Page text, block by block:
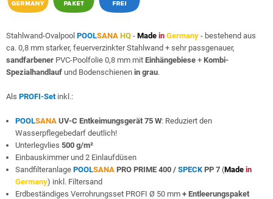
Stahlwand-Ovalpool POOLSANA HQ - Made in Germany - bestehend aus
ca. 0,8 mm starker, feuerverzinkter Stahlwand + sehr passgenauer,
sandfarbener PVC-Poolfolie 0,8 mm mit Einhängebiese + Kombi-
Spezialhandlauf und Bodenschienen in grau.
Als PROFI-Setinkl.:
POOLSANA UV-C Entkeimungsgerät 75 W: Reduziert den
Wasserpflegebedarf deutlich!
Unterlegvlies 500 g/m²
Einbauskimmer und 2 Einlaufdüsen
Sandfilteranlage POOLSANA PRO PRIME 400 / SPECKPP 7 (Made in
Germany) inkl. Filtersand
Erdbeständiges Verrohrungsset PROFI Ø 50 mm + Entleerungspaket